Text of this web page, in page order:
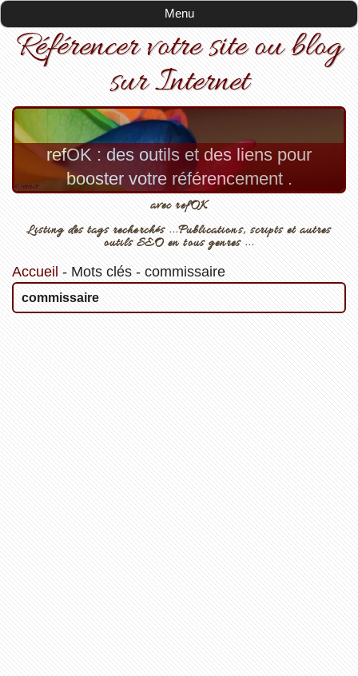
Menu
Référencer votre site ou blog
sur Internet
refOK : des outils et des liens pour
booster votre référencement .
avec refOK
Listing des tags recherchés ...Publications, scripts et autres
outils SEO en tous genres ...
Accueil - Mots clés- commissaire
commissaire